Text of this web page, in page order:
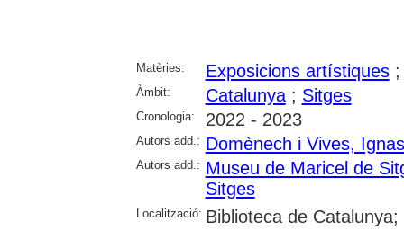
Matèries: Exposicions artístiques
Àmbit: Catalunya; Sitges
Cronologia: 2022 - 2023
Autors add.: Domènech i Vives,
Autors add.: Museu de Maricel de
Sitges
Localització: Biblioteca de